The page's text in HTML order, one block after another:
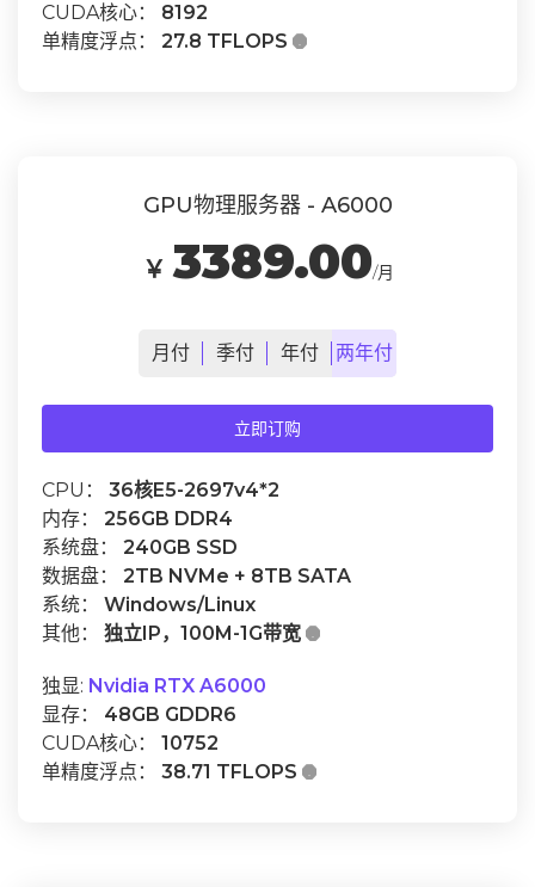
CUDA核心： 8192
单精度浮点： 27.8 TFLOPS 
GPU物理服务器 - A6000
￥3389.00/月
月 付 季付 年付 两年付
立即订购
CPU： 36核E5-2697v4*2
内存： 256GB DDR4
系统盘： 240GB SSD
数据盘： 2TB NVMe + 8TB SATA
系统： Windows/Linux
其他： 独立IP，100M-1G带宽 
独显: Nvidia RTX A6000
显存： 48GB GDDR6
CUDA核心： 10752
单精度浮点： 38.71 TFLOPS 